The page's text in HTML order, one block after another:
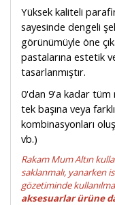
Yüksek kaliteli
sayesinde dengeli
görünümüyle öne
pastalarına estetik
tasarlanmıştır.
0'dan 9'a kadar tüm
tek başına veya
kombinasyonları
vb.)
Rakam Mum Altın
saklanmalı, yanarken
gözetiminde
aksesuarlar ürüne